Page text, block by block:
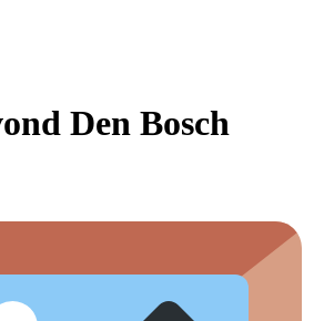
Den Bosch